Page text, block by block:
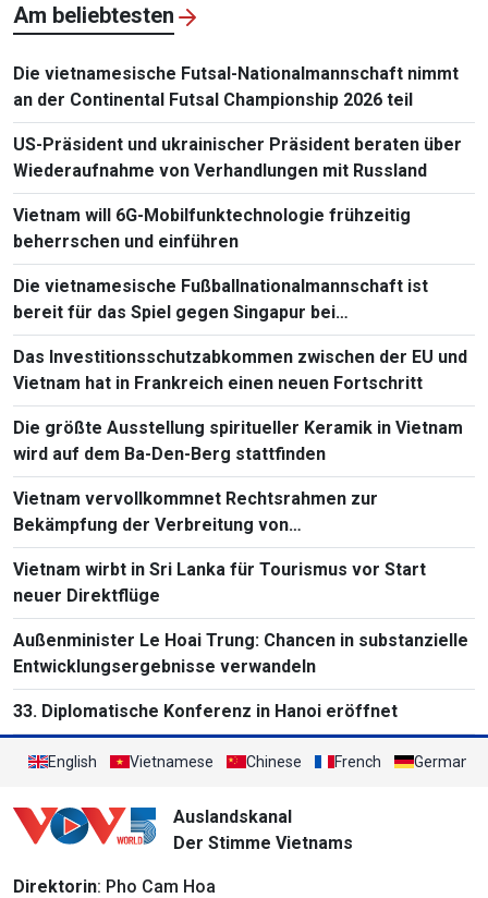
Am beliebtesten
Die vietnamesische Futsal-Nationalmannschaft nimmt
an der Continental Futsal Championship 2026 teil
US-Präsident und ukrainischer Präsident beraten über
Wiederaufnahme von Verhandlungen mit Russland
Vietnam will 6G-Mobilfunktechnologie frühzeitig
beherrschen und einführen
Die vietnamesische Fußballnationalmannschaft ist
bereit für das Spiel gegen Singapur bei
Südostasienmeisterschaft 2026
Das Investitionsschutzabkommen zwischen der EU und
Vietnam hat in Frankreich einen neuen Fortschritt
Die größte Ausstellung spiritueller Keramik in Vietnam
wird auf dem Ba-Den-Berg stattfinden
Vietnam vervollkommnet Rechtsrahmen zur
Bekämpfung der Verbreitung von
Massenvernichtungswaffen
Vietnam wirbt in Sri Lanka für Tourismus vor Start
neuer Direktflüge
Außenminister Le Hoai Trung: Chancen in substanzielle
Entwicklungsergebnisse verwandeln
33. Diplomatische Konferenz in Hanoi eröffnet
English Vietnamese Chinese French German
Auslandskanal
Der Stimme Vietnams
Direktorin: Pho Cam Hoa